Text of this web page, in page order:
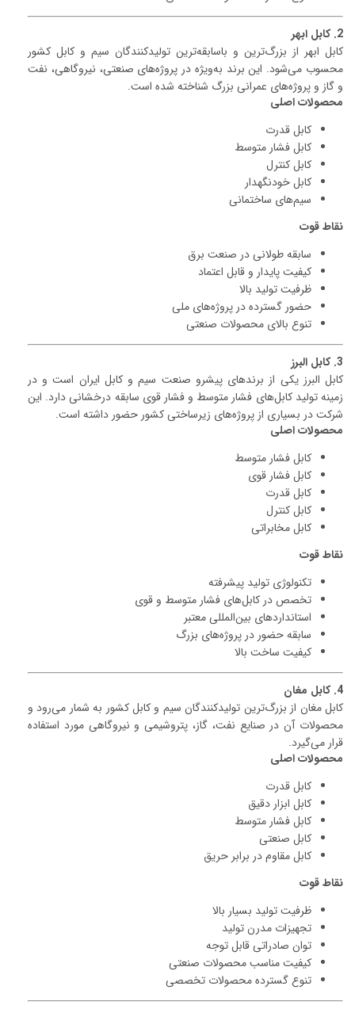
2. کابل ابهر
کابل ابهر از بزرگ‌ترین و باسابقه‌ترین تولیدکنندگان سیم و کابل کشور
محسوب می‌شود. این برند به‌ویژه در پروژه‌های صنعتی، نیروگاهی، نفت
و گاز و پروژه‌های عمرانی بزرگ شناخته شده است.
محصولات اصلی
کابل قدرت
کابل فشار متوسط
کابل کنترل
کابل خودنگهدار
سیم‌های ساختمانی
نقاط قوت
سابقه طولانی در صنعت برق
کیفیت پایدار و قابل اعتماد
ظرفیت تولید بالا
حضور گسترده در پروژه‌های ملی
تنوع بالای محصولات صنعتی
3. کابل البرز
کابل البرز یکی از برندهای پیشرو صنعت سیم و کابل ایران است و در
زمینه تولید کابل‌های فشار متوسط و فشار قوی سابقه درخشانی دارد. این
شرکت در بسیاری از پروژه‌های زیرساختی کشور حضور داشته است.
محصولات اصلی
کابل فشار متوسط
کابل فشار قوی
کابل قدرت
کابل کنترل
کابل مخابراتی
نقاط قوت
تکنولوژی تولید پیشرفته
تخصص در کابل‌های فشار متوسط و قوی
استانداردهای بین‌المللی معتبر
سابقه حضور در پروژه‌های بزرگ
کیفیت ساخت بالا
4. کابل مغان
کابل مغان از بزرگ‌ترین تولیدکنندگان سیم و کابل کشور به شمار می‌رود و
محصولات آن در صنایع نفت، گاز، پتروشیمی و نیروگاهی مورد استفاده
قرار می‌گیرد.
محصولات اصلی
کابل قدرت
کابل ابزار دقیق
کابل فشار متوسط
کابل صنعتی
کابل مقاوم در برابر حریق
نقاط قوت
ظرفیت تولید بسیار بالا
تجهیزات مدرن تولید
توان صادراتی قابل توجه
کیفیت مناسب محصولات صنعتی
تنوع گسترده محصولات تخصصی